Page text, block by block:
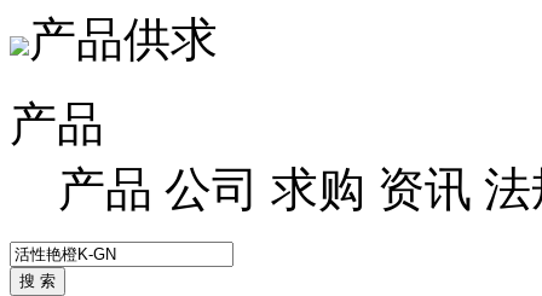
产品供求
产品
产品 公司 求购 资讯 法
搜 索